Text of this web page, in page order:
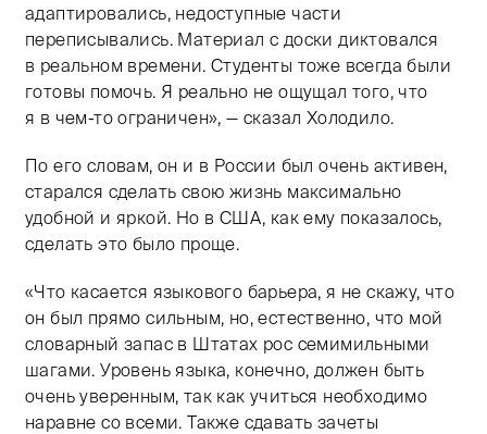
адаптировались, недоступные части
переписывались. Материал с доски диктовался
в реальном времени. Студенты тоже всегда были
готовы помочь. Я реально не ощущал того, что
я в чем-то ограничен», — сказал Холодило.
По его словам, он и в России был очень активен,
старался сделать свою жизнь максимально
удобной и яркой. Но в США, как ему показалось,
сделать это было проще.
«Что касается языкового барьера, я не скажу, что
он был прямо сильным, но, естественно, что мой
словарный запас в Штатах рос семимильными
шагами. Уровень языка, конечно, должен быть
очень уверенным, так как учиться необходимо
наравне со всеми. Также сдавать зачеты